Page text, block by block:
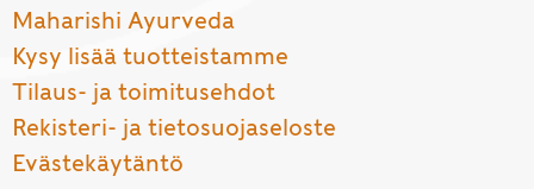
Maharishi Ayurveda
Kysy lisää tuotteistamme
Tilaus- ja toimitusehdot
Rekisteri- ja tietosuojaseloste
Evästekäytäntö